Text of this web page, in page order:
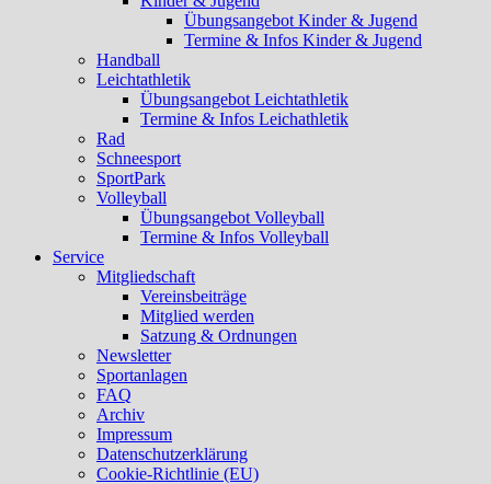
Übungsangebot Kinder & Jugend
Termine & Infos Kinder & Jugend
Handball
Leichtathletik
Übungsangebot Leichtathletik
Termine & Infos Leichathletik
Rad
Schneesport
SportPark
Volleyball
Übungsangebot Volleyball
Termine & Infos Volleyball
Service
Mitgliedschaft
Vereinsbeiträge
Mitglied werden
Satzung & Ordnungen
Newsletter
Sportanlagen
FAQ
Archiv
Impressum
Datenschutzerklärung
Cookie-Richtlinie (EU)